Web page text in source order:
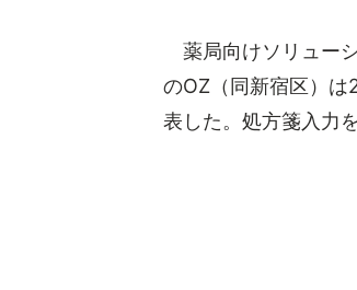
薬局向けソリュー
のOZ（同新宿区）は
表した。処方箋入力